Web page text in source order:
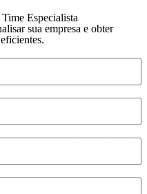
Especialista
sua empresa e obter